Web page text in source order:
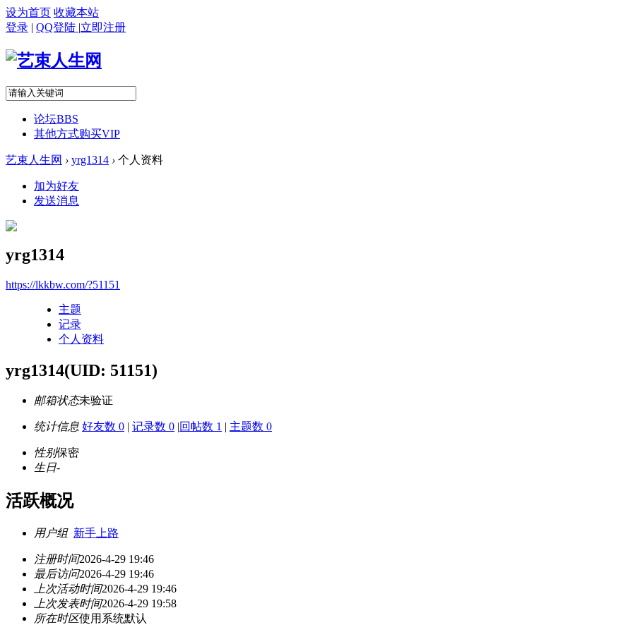
设为首页 收藏本站
登录 | QQ登陆 |立即注册
论坛BBS
其他方式购买VIP
艺束人生网 › yrg1314 › 个人资料
加为好友
发送消息
yrg1314
https://lkkbw.com/?51151
主题
记录
个人资料
yrg1314(UID: 51151)
邮箱状态未验证
统计信息 好友数 0 | 记录数 0 |回帖数 1 | 主题数 0
性别保密
生日-
活跃概况
用户组 新手上路
注册时间2026-4-29 19:46
最后访问2026-4-29 19:46
上次活动时间2026-4-29 19:46
上次发表时间2026-4-29 19:58
所在时区使用系统默认